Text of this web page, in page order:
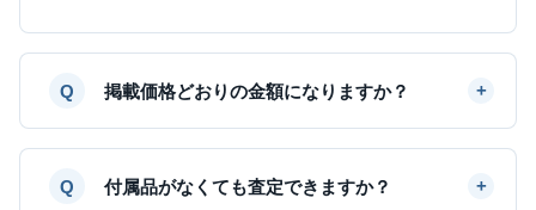
掲載価格どおりの金額になりますか？
付属品がなくても査定できますか？